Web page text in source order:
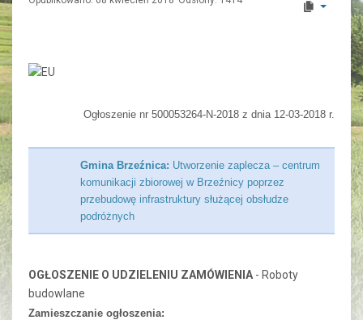
Ogłoszenie nr 500053264-N-2018 z dnia 12-03-2018 r.
Gmina Brzeźnica: Utworzenie zaplecza – centrum
komunikacji zbiorowej w Brzeźnicy poprzez
przebudowę infrastruktury służącej obsłudze
podróżnych
OGŁOSZENIE O UDZIELENIU ZAMÓWIENIA - Roboty
budowlane
Zamieszczanie ogłoszenia: